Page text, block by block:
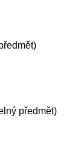
předmět)